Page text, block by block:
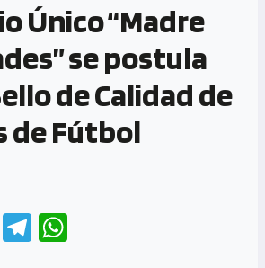
Único “Madre
se postula
de Calidad de
de Fútbol
C
Te